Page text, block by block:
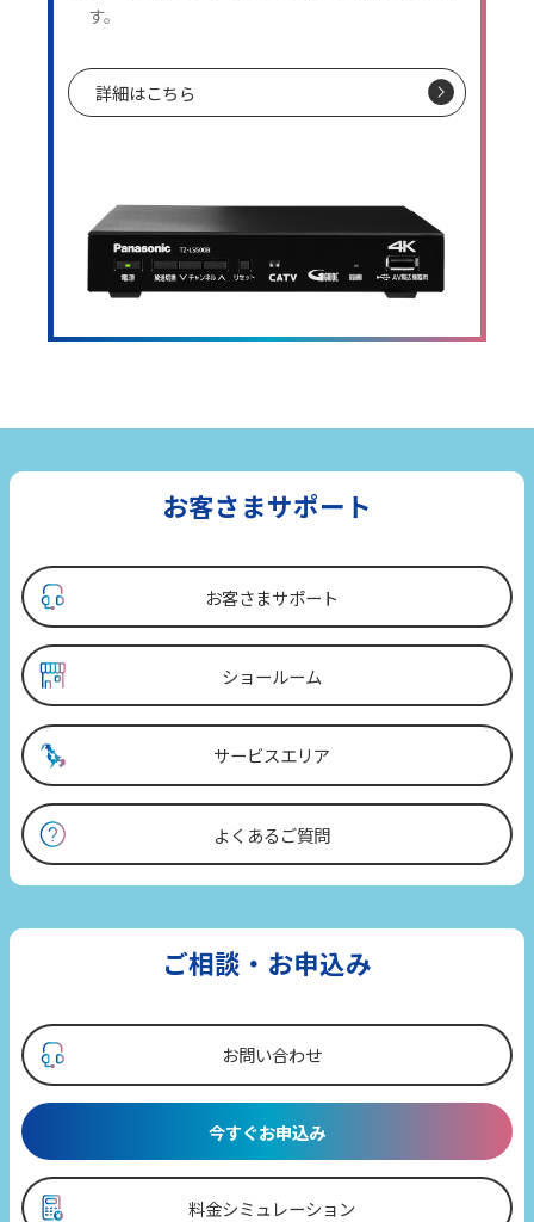
す。
詳細はこちら
お客さまサポート
お客さまサポート
ショールーム
サービスエリア
よくあるご質問
ご相談・お申込み
お問い合わせ
今すぐお申込み
料金シミュレーション